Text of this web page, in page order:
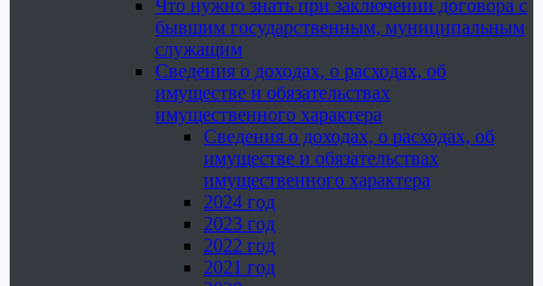
Что нужно знать при заключении договора с
бывшим государственным, муниципальным
служащим
Сведения о доходах, о расходах, об
имуществе и обязательствах
имущественного характера
Сведения о доходах, о расходах, об
имуществе и обязательствах
имущественного характера
2024 год
2023 год
2022 год
2021 год